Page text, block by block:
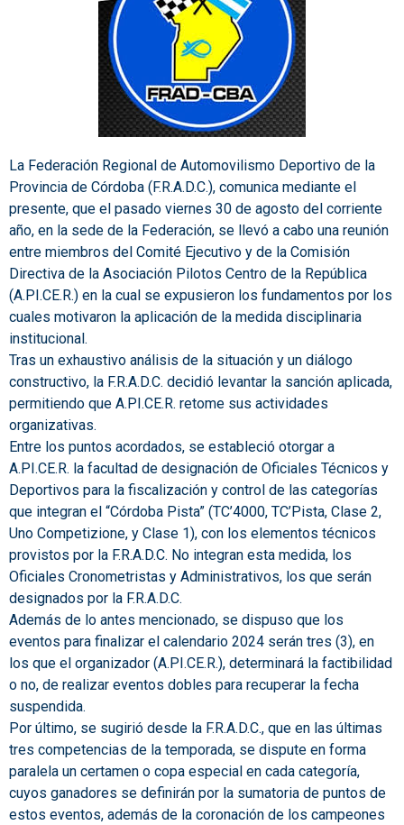
La Federación Regional de Automovilismo Deportivo de la
Provincia de Córdoba (F.R.A.D.C.), comunica mediante el
presente, que el pasado viernes 30 de agosto del corriente
año, en la sede de la Federación, se llevó a cabo una reunión
entre miembros del Comité Ejecutivo y de la Comisión
Directiva de la Asociación Pilotos Centro de la República
(A.PI.CE.R.) en la cual se expusieron los fundamentos por los
cuales motivaron la aplicación de la medida disciplinaria
institucional.
Tras un exhaustivo análisis de la situación y un diálogo
constructivo, la F.R.A.D.C. decidió levantar la sanción aplicada,
permitiendo que A.PI.CE.R. retome sus actividades
organizativas.
Entre los puntos acordados, se estableció otorgar a
A.PI.CE.R. la facultad de designación de Oficiales Técnicos y
Deportivos para la fiscalización y control de las categorías
que integran el “Córdoba Pista” (TC’4000, TC’Pista, Clase 2,
Uno Competizione, y Clase 1), con los elementos técnicos
provistos por la F.R.A.D.C. No integran esta medida, los
Oficiales Cronometristas y Administrativos, los que serán
designados por la F.R.A.D.C.
Además de lo antes mencionado, se dispuso que los
eventos para finalizar el calendario 2024 serán tres (3), en
los que el organizador (A.PI.CE.R.), determinará la factibilidad
o no, de realizar eventos dobles para recuperar la fecha
suspendida.
Por último, se sugirió desde la F.R.A.D.C., que en las últimas
tres competencias de la temporada, se dispute en forma
paralela un certamen o copa especial en cada categoría,
cuyos ganadores se definirán por la sumatoria de puntos de
estos eventos, además de la coronación de los campeones